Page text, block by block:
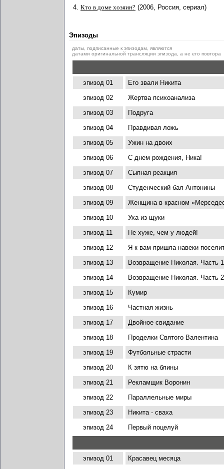
4. Кто в доме хозяин? (2006, Россия, сериал)
Эпизоды
даты, подписанные к эпизодам, являются
датами оригинальной трансляции эпизода, а не его повтора
эпизод 01
Его звали Никита
эпизод 02
Жертва психоанализа
эпизод 03
Подруга
эпизод 04
Правдивая ложь
эпизод 05
Ужин на двоих
эпизод 06
С днем рождения, Ника!
эпизод 07
Сыпная реакция
эпизод 08
Студенческий бал Антонины
эпизод 09
Женщина в красном
эпизод 10
Уха из щуки
эпизод 11
Не хуже, чем у людей!
эпизод 12
Я к вам пришла навеки
эпизод 13
Возвращение Николая. Часть 1
эпизод 14
Возвращение Николая. Часть 2
эпизод 15
Кумир
эпизод 16
Частная жизнь
эпизод 17
Двойное свидание
эпизод 18
Проделки Святого Валентина
эпизод 19
Футбольные страсти
эпизод 20
К зятю на блины
эпизод 21
Рекламщик Воронин
эпизод 22
Параллельные миры
эпизод 23
Никита - сваха
эпизод 24
Первый поцелуй
эпизод 01
Красавец месяца